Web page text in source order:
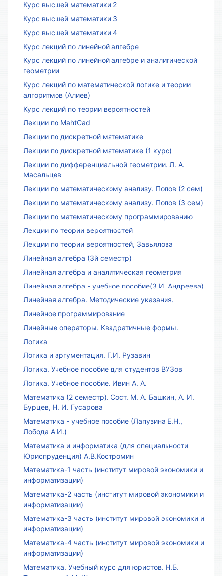
Курс высшей математики 2
Курс высшей математики 3
Курс высшей математики 4
Курс лекций по линейной алгебре
Курс лекций по линейной алгебре и аналитической
геометрии
Курс лекций по математической логике и теории
алгоритмов (Алиев)
Курс лекций по теории вероятностей
Лекции по MahtCad
Лекции по дискретной математике
Лекции по дискретной математике (1 курс)
Лекции по дифференциальной геометрии. Л. А.
Масальцев
Лекции по математическому анализу. Попов (2 сем)
Лекции по математическому анализу. Попов (3 сем)
Лекции по математическому программированию
Лекции по теории вероятностей
Лекции по теории вероятностей, Завьялова
Линейная алгебра (3й семестр)
Линейная алгебра и аналитическая геометрия
Линейная алгебра - учебное пособие(З.И. Андреева)
Линейная алгебра. Методические указания.
Линейное программирование
Линейные операторы. Квадратичные формы.
Логика
Логика и аргументация. Г.И. Рузавин
Логика. Учебное пособие для студентов ВУЗов
Логика. Учебное пособие. Ивин А. А.
Математика (2 семестр). Сост. М. А. Башкин, А. И.
Бурцев, Н. И. Гусарова
Математика - учебное пособие (Лапузина Е.Н.,
Лобода А.И.)
Математика и информатика (для специальности
Юриспруденция) А.В.Костромин
Математика-1 часть (институт мировой экономики и
информатизации)
Математика-2 часть (институт мировой экономики и
информатизации)
Математика-3 часть (институт мировой экономики и
информатизации)
Математика-4 часть (институт мировой экономики и
информатизации)
Математика. Учебный курс для юристов. Н.Б.